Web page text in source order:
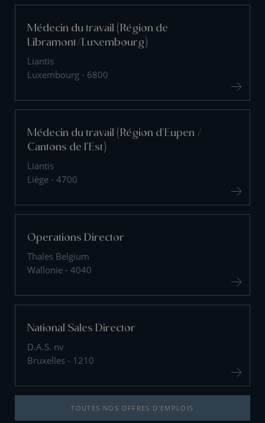
Médecin du travail (Région de
Libramont/Luxembourg)
Liantis
Luxembourg - 6800
Médecin du travail (Région d'Eupen /
Cantons de l'Est)
Liantis
Liège - 4700
Operations Director
Thales Belgium
Wallonie - 4040
National Sales Director
D.A.S. nv
Bruxelles - 1210
TOUTES NOS OFFRES D'EMPLOIS